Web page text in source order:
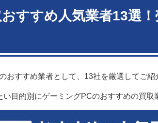
買取のおすすめサービス比較一覧
すい業者なら
ら
年最新のゲーミングPCの買取価格例を紹介
すすめ人気業者13選
おすすめ業者として、13社を厳選してご紹
目的別にゲーミングPCのおすすめの買取